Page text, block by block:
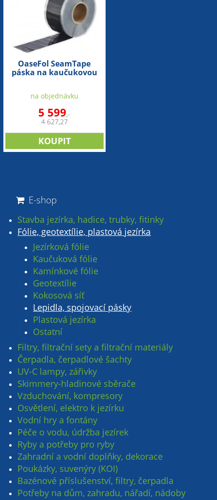
OaseFol SeamTape
páska na kaučukovou
na objednávku
5 599,-
4 627,27
E-shop
Stavba jezírka, hadice, trubky, fitinky
Fólie, geotextílie, plastová jezírka
Jezírková fólie
Kaučuková fólie
Kamínkové fólie
Geotextílie
Kokosová síť
Lepidla, spojovací pásky
Plastová jezírka
Ostatní
Filtry, filtrační sety a filtrační materiály
Čerpadla, čerpadlové šachty
UV-C lampy, zářivky
Skimmery-hladinové sběrače
Vzduchování, kompresory
Osvětlení, elektro k jezírku
Vodní hry a fontány
Péče o vodu, údržba jezírek
Ryby a potřeby pro ryby
Zahradní a vodní doplňky, dekorace
Poukázky, suvenýry (KOI)
Bazénové příslušenství, filtry, čerpadla
Potřeby na dům, zahradu, nářadí, nádoby